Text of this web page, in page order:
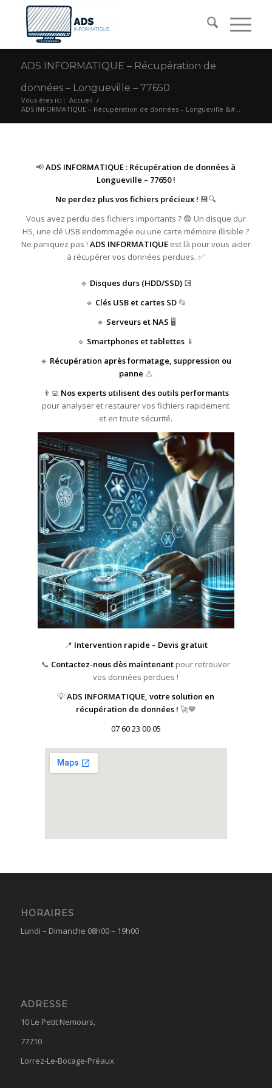
ADS INFORMATIQUE – Récupération de
données – Longueville – 77650
Vous êtes ici : Accueil /
ADS INFORMATIQUE – Récupération de données – Longueville &#...
📢ADS INFORMATIQUE : Récupération de données à
Longueville – 77650 !
Ne perdez plus vos fichiers précieux ! 💾🔍
Vous avez perdu des fichiers importants ? 😨 Un disque dur
HS, une clé USB endommagée ou une carte mémoire illisible ?
Ne paniquez pas ! ADS INFORMATIQUEest là pour vous aider
à récupérer vos données perdues. ✅
🔹 Disques durs (HDD/SSD)💽
🔹 Clés USB et cartes SD📂
🔹 Serveurs et NAS 🖥️
🔹 Smartphones et tablettes 📱
🔹 Récupération après formatage, suppression ou
panne ⚠️
👨‍💻 Nos experts utilisent des outils performants
pour analyser et restaurer vos fichiers rapidement
et en toute sécurité.
📍 Intervention rapide – Devis gratuit
📞 Contactez-nous dès maintenant pour retrouver
vos données perdues !
💡ADS INFORMATIQUE, votre solution en
récupération de données ! 🚀💙
07 60 23 00 05
HORAIRES
Lundi – Dimanche 08h00 – 19h00
ADRESSE
10 Le Petit Nemours,
77710
Lorrez-Le-Bocage-Préaux